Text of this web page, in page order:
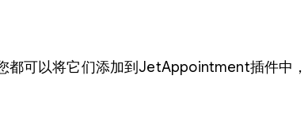
都可以将它们添加到JetAppointment插件中